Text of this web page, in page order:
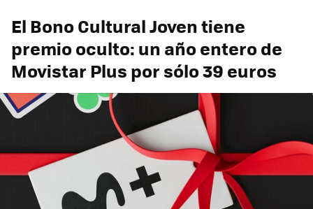
El Bono Cultural Joven tiene
premio oculto: un año entero de
Movistar Plus por sólo 39 euros